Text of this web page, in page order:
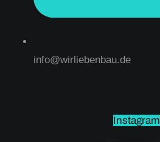
info@wirliebenbau.de
Instagram